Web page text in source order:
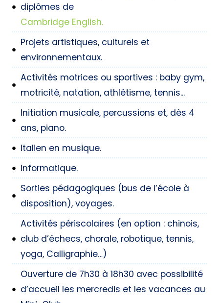
diplômes de
Cambridge English.
Projets artistiques, culturels et
environnementaux.
Activités motrices ou sportives : baby gym,
motricité, natation, athlétisme, tennis...
Initiation musicale, percussions et, dès 4
ans, piano.
Italien en musique.
Informatique.
Sorties pédagogiques (bus de l’école à
disposition), voyages.
Activités périscolaires (en option : chinois,
club d’échecs, chorale, robotique, tennis,
yoga, Calligraphie…)
Ouverture de 7h30 à 18h30 avec possibilité
d’accueil les mercredis et les vacances au